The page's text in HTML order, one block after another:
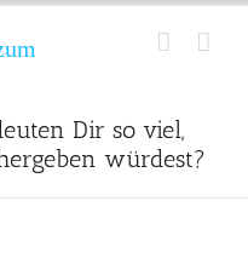
Dir so viel,
würdest?